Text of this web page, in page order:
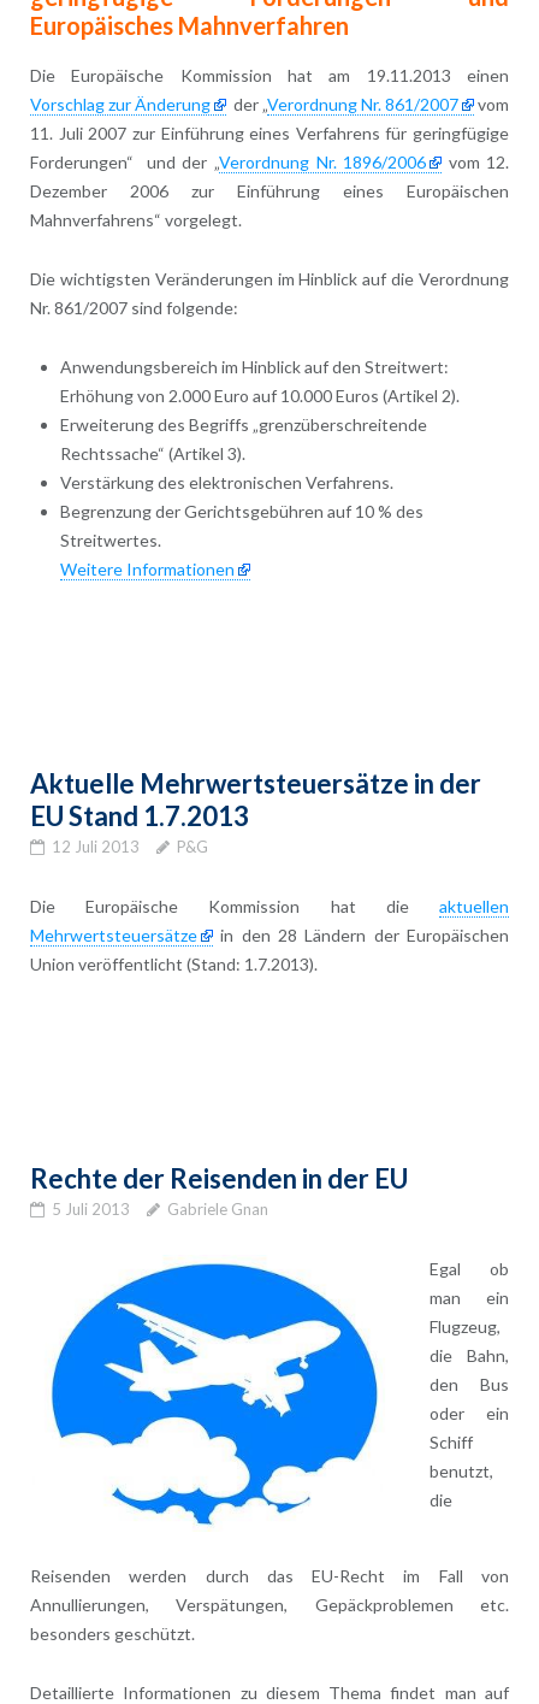
Europäisches Mahnverfahren
Die Europäische Kommission hat am 19.11.2013 einen
Vorschlag zur Änderung
der „Verordnung Nr. 861/2007
vom
11. Juli 2007 zur Einführung eines Verfahrens für geringfügige
Forderungen“ und der „Verordnung Nr. 1896/2006
vom 12.
Dezember 2006 zur Einführung eines Europäischen
Mahnverfahrens“ vorgelegt.
Die wichtigsten Veränderungen im Hinblick auf die Verordnung
Nr. 861/2007 sind folgende:
Anwendungsbereich im Hinblick auf den Streitwert:
Erhöhung von 2.000 Euro auf 10.000 Euros (Artikel 2).
Erweiterung des Begriffs „grenzüberschreitende
Rechtssache“ (Artikel 3).
Verstärkung des elektronischen Verfahrens.
Begrenzung der Gerichtsgebühren auf 10 % des
Streitwertes.
Weitere Informationen
Aktuelle Mehrwertsteuersätze in der
EU Stand 1.7.2013
12 Juli 2013 P&G
Die Europäische Kommission hat dieaktuellen
Mehrwertsteuersätze
in den 28 Ländern der Europäischen
Union veröffentlicht (Stand: 1.7.2013).
Rechte der Reisenden in der EU
5 Juli 2013 Gabriele Gnan
Egal ob
man ein
Flugzeug,
die Bahn,
den Bus
oder ein
Schiff
benutzt,
die
Reisenden werden durch das EU-Recht im Fall von
Annullierungen, Verspätungen, Gepäckproblemen etc.
besonders geschützt.
Detaillierte Informationen zu diesem Thema findet man auf